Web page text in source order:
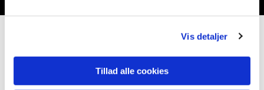
Vis detaljer
Tillad alle cookies